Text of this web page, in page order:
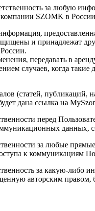
за любую
SZOMK в
и принадлежат
передавать в
случаев, когда
(статей,
дана ссылка на
перед
данных,
за любые
к коммуникациям
за какую-
авторским правом,